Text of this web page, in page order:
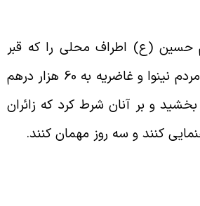
(ع) اطراف محلی را که قبر
شریفش آنجاست از مردم نینوا و غاضریه به 60 هزار درهم
و بر آنان شرط کرد که زائران
کنند و سه روز مهمان کنند.